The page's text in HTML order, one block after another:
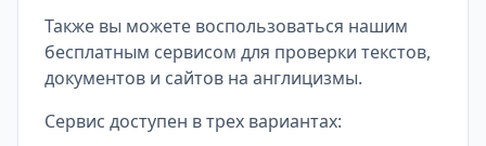
Также вы можете воспользоваться нашим
бесплатным сервисом для проверки текстов,
документов и сайтов на англицизмы.
Сервис доступен в трех вариантах: